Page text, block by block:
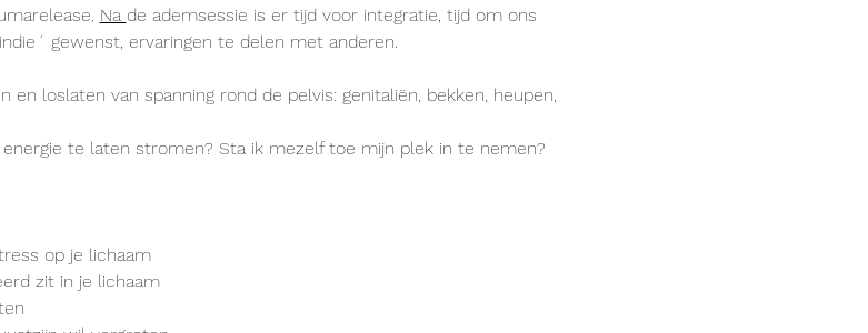
Na de ademsessie is er tijd voor integratie, tijd om ons
gewenst, ervaringen te delen met anderen.
loslaten van spanning rond de pelvis: genitaliën, bekken, heupen,
te laten stromen? Sta ik mezelf toe mijn plek in te nemen?
op je lichaam
zit in je lichaam